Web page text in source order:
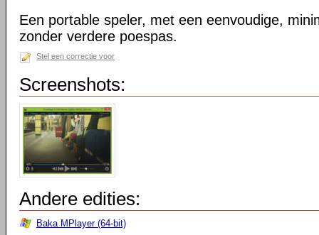
Een portable speler, met een eenvoudige,
zonder verdere poespas.
Stel een correctie voor
Screenshots:
Andere edities:
Baka MPlayer (64-bit)